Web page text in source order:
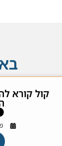
קול קורא